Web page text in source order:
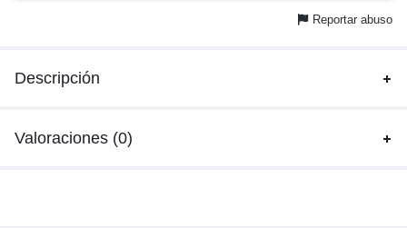
Reportar abuso
Descripción
Valoraciones (0)